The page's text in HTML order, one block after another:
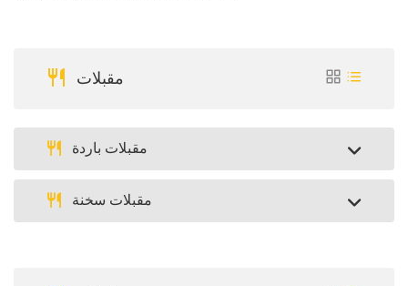
مقبلات
مقبلات باردة
مقبلات سخنة